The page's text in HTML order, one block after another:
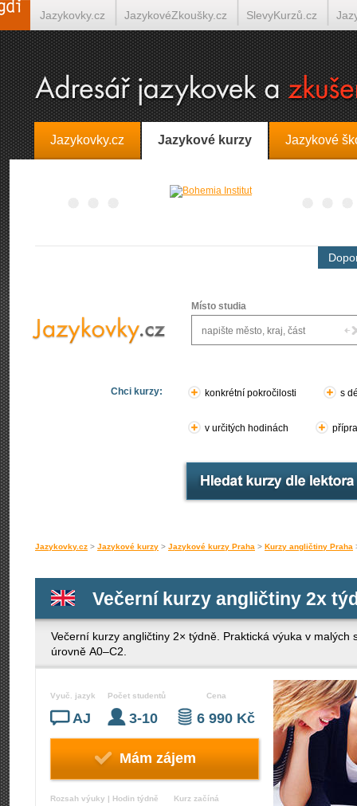
Jazykovky.cz Jazykové kurzy Jazykové
Místo studia
Chci kurzy: konkrétní pokročilosti s
v určitých hodinách
Jazykovky.cz > Jazykové kurzy > Jazykové kurzy Praha > Kurzy angličtiny Praha
Večerní kurzy angličtiny 2x
Večerní kurzy angličtiny 2× týdně. Praktická výuka v
úrovně A0–C2.
Vyuč. jazyk
AJ
Počet studentů
3-10
Cena
6 990 Kč
Mám zájem
Rozsah výuky | Hodin týdně Kurz začíná
Jazykovky.cz JazykovéZkoušky.cz SlevyKurzů.cz
Španělština on-line Italština on-line Tlumočení-